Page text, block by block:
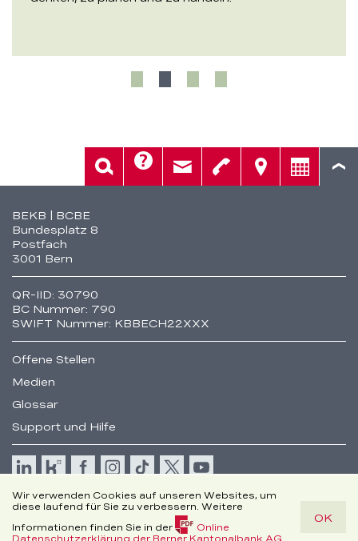
Cookie
Disclaimer
Wir verwenden Cookies auf unseren Websites, um
diese laufend für Sie zu verbessern. Weitere
Informationen finden Sie in der
Online
Datenschutzerklärung der Berner Kantonalbank AG
OK
Fusszeile
BEKB | BCBE
Bundesplatz 8
Postfach
3001 Bern
QR-IID: 30790
BC Nummer: 790
SWIFT Nummer: KBBECH22XXX
Offene Stellen
Medien
Glossar
Support und Hilfe
Rechtliche Hinweise